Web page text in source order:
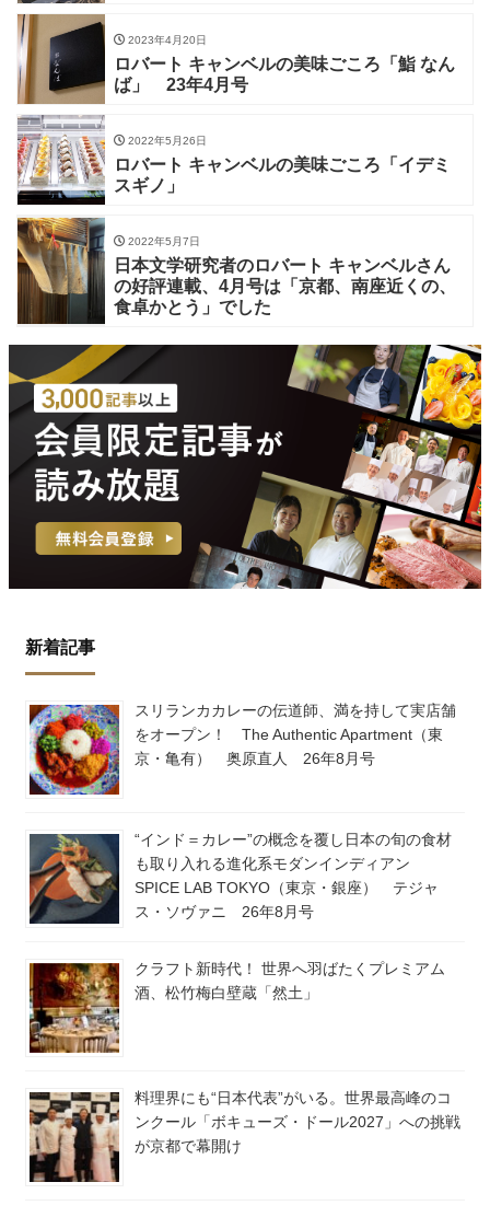
2023年4月20日
ロバート キャンベルの美味ごころ「鮨 なん
ば」 23年4月号
2022年5月26日
ロバート キャンベルの美味ごころ「イデミ
スギノ」
2022年5月7日
日本文学研究者のロバート キャンベルさん
の好評連載、4月号は「京都、南座近くの、
食卓かとう」でした
新着記事
スリランカカレーの伝道師、満を持して実店舗
をオープン！ The Authentic Apartment（東
京・亀有） 奥原直人 26年8月号
“インド＝カレー”の概念を覆し日本の旬の食材
も取り入れる進化系モダンインディアン
SPICE LAB TOKYO（東京・銀座） テジャ
ス・ソヴァニ 26年8月号
クラフト新時代！ 世界へ羽ばたくプレミアム
酒、松竹梅白壁蔵「然土」
料理界にも“日本代表”がいる。世界最高峰のコ
ンクール「ボキューズ・ドール2027」への挑戦
が京都で幕開け